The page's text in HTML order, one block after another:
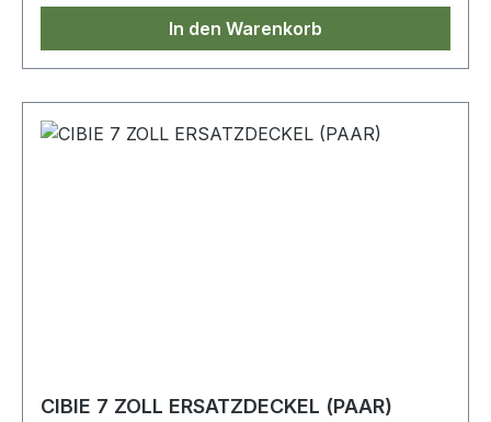
In den Warenkorb
CIBIE 7 ZOLL ERSATZDECKEL (PAAR)